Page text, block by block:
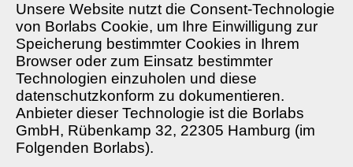
Unsere Website nutzt die Consent-Technologie
von Borlabs Cookie, um Ihre Einwilligung zur
Speicherung bestimmter Cookies in Ihrem
Browser oder zum Einsatz bestimmter
Technologien einzuholen und diese
datenschutzkonform zu dokumentieren.
Anbieter dieser Technologie ist die Borlabs
GmbH, Rübenkamp 32, 22305 Hamburg (im
Folgenden Borlabs).